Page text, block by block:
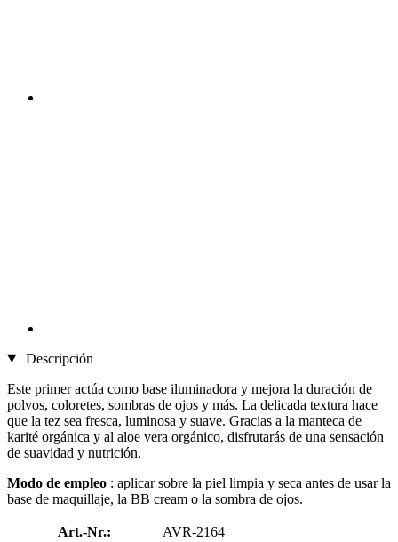
Descripción
Este primer actúa como base iluminadora y mejora la duración de
polvos, coloretes, sombras de ojos y más. La delicada textura hace
que la tez sea fresca, luminosa y suave. Gracias a la manteca de
karité orgánica y al aloe vera orgánico, disfrutarás de una sensación
de suavidad y nutrición.
Modo de empleo : aplicar sobre la piel limpia y seca antes de usar la
base de maquillaje, la BB cream o la sombra de ojos.
Art.-Nr.: AVR-2164